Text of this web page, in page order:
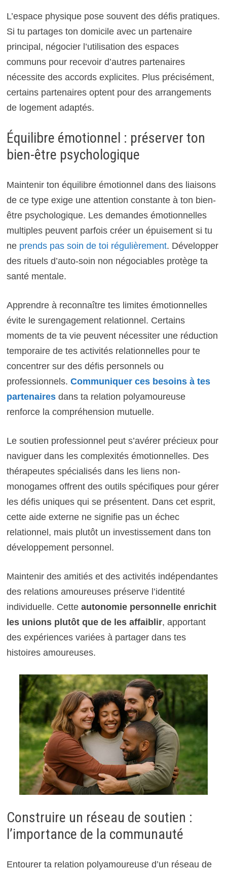
L’espace physique pose souvent des défis pratiques.
Si tu partages ton domicile avec un partenaire
principal, négocier l’utilisation des espaces
communs pour recevoir d’autres partenaires
nécessite des accords explicites. Plus précisément,
certains partenaires optent pour des arrangements
de logement adaptés.
Équilibre émotionnel : préserver ton
bien-être psychologique
Maintenir ton équilibre émotionnel dans des liaisons
de ce type exige une attention constante à ton bien-
être psychologique. Les demandes émotionnelles
multiples peuvent parfois créer un épuisement si tu
ne prends pas soin de toi régulièrement. Développer
des rituels d’auto-soin non négociables protège ta
santé mentale.
Apprendre à reconnaître tes limites émotionnelles
évite le surengagement relationnel. Certains
moments de ta vie peuvent nécessiter une réduction
temporaire de tes activités relationnelles pour te
concentrer sur des défis personnels ou
professionnels. Communiquer ces besoins à tes
partenairesdans ta relation polyamoureuse
renforce la compréhension mutuelle.
Le soutien professionnel peut s’avérer précieux pour
naviguer dans les complexités émotionnelles. Des
thérapeutes spécialisés dans les liens non-
monogames offrent des outils spécifiques pour gérer
les défis uniques qui se présentent. Dans cet esprit,
cette aide externe ne signifie pas un échec
relationnel, mais plutôt un investissement dans ton
développement personnel.
Maintenir des amitiés et des activités indépendantes
des relations amoureuses préserve l’identité
individuelle. Cette autonomie personnelle enrichit
les unions plutôt que de les affaiblir, apportant
des expériences variées à partager dans tes
histoires amoureuses.
Construire un réseau de soutien :
l’importance de la communauté
Entourer ta relation polyamoureuse d’un réseau de